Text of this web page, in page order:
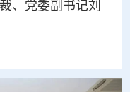
、党委副书记刘